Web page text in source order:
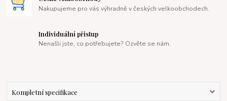
Nakupujeme pro vás výhradně v českých velkoobchodech.
Individuální přistup
Nenašli jste, co potřebujete? Ozvěte se nám.
Kompletní specifikace